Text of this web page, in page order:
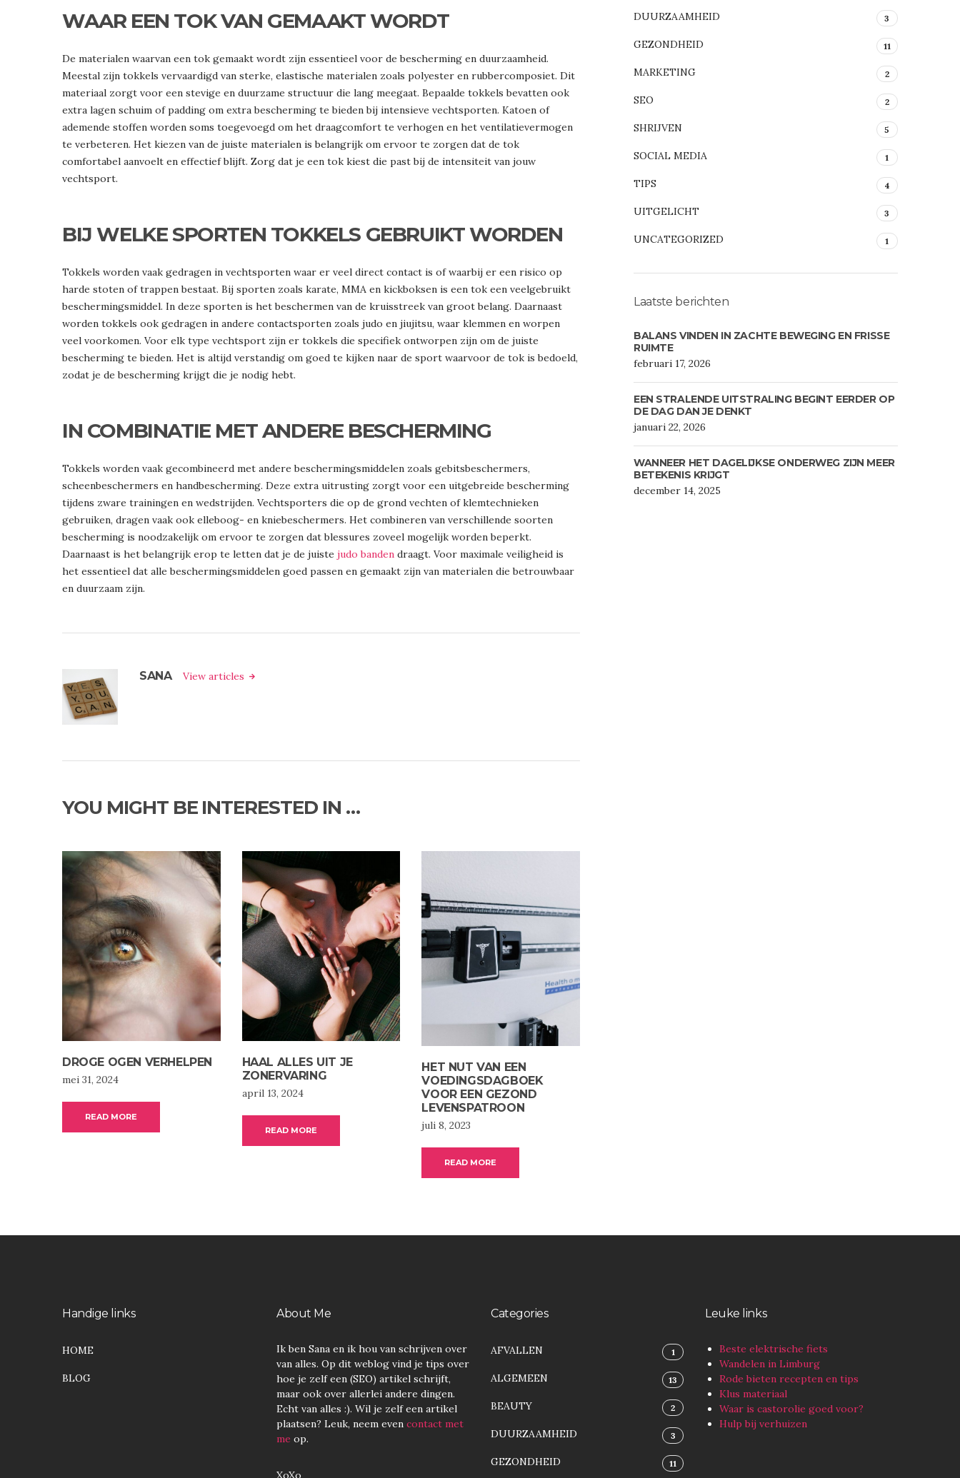
WAAR EEN TOK VAN GEMAAKT WORDT
De materialen waarvan een tok gemaakt wordt zijn essentieel voor de bescherming en duurzaamheid.
Meestal zijn tokkels vervaardigd van sterke, elastische materialen zoals polyester en rubbercomposiet. Dit
materiaal zorgt voor een stevige en duurzame structuur die lang meegaat. Bepaalde tokkels bevatten ook
extra lagen schuim of padding om extra bescherming te bieden bij intensieve vechtsporten. Katoen of
ademende stoffen worden soms toegevoegd om het draagcomfort te verhogen en het ventilatievermogen
te verbeteren. Het kiezen van de juiste materialen is belangrijk om ervoor te zorgen dat de tok
comfortabel aanvoelt en effectief blijft. Zorg dat je een tok kiest die past bij de intensiteit van jouw
vechtsport.
BIJ WELKE SPORTEN TOKKELS GEBRUIKT WORDEN
Tokkels worden vaak gedragen in vechtsporten waar er veel direct contact is of waarbij er een risico op
harde stoten of trappen bestaat. Bij sporten zoals karate, MMA en kickboksen is een tok een veelgebruikt
beschermingsmiddel. In deze sporten is het beschermen van de kruisstreek van groot belang. Daarnaast
worden tokkels ook gedragen in andere contactsporten zoals judo en jiujitsu, waar klemmen en worpen
veel voorkomen. Voor elk type vechtsport zijn er tokkels die specifiek ontworpen zijn om de juiste
bescherming te bieden. Het is altijd verstandig om goed te kijken naar de sport waarvoor de tok is bedoeld,
zodat je de bescherming krijgt die je nodig hebt.
IN COMBINATIE MET ANDERE BESCHERMING
Tokkels worden vaak gecombineerd met andere beschermingsmiddelen zoals gebitsbeschermers,
scheenbeschermers en handbescherming. Deze extra uitrusting zorgt voor een uitgebreide bescherming
tijdens zware trainingen en wedstrijden. Vechtsporters die op de grond vechten of klemtechnieken
gebruiken, dragen vaak ook elleboog- en kniebeschermers. Het combineren van verschillende soorten
bescherming is noodzakelijk om ervoor te zorgen dat blessures zoveel mogelijk worden beperkt.
Daarnaast is het belangrijk erop te letten dat je de juiste judo banden draagt. Voor maximale veiligheid is
het essentieel dat alle beschermingsmiddelen goed passen en gemaakt zijn van materialen die betrouwbaar
en duurzaam zijn.
SANA View articles
YOU MIGHT BE INTERESTED IN …
DROGE OGEN VERHELPEN
mei 31, 2024
READ MORE
HAAL ALLES UIT JE
ZONERVARING
april 13, 2024
READ MORE
HET NUT VAN EEN
VOEDINGSDAGBOEK
VOOR EEN GEZOND
LEVENSPATROON
juli 8, 2023
READ MORE
DUURZAAMHEID 3
GEZONDHEID 11
MARKETING 2
SEO 2
SHRIJVEN 5
SOCIAL MEDIA 1
TIPS 4
UITGELICHT 3
UNCATEGORIZED 1
Laatste berichten
BALANS VINDEN IN ZACHTE BEWEGING EN FRISSE
RUIMTE
februari 17, 2026
EEN STRALENDE UITSTRALING BEGINT EERDER OP
DE DAG DAN JE DENKT
januari 22, 2026
WANNEER HET DAGELIJKSE ONDERWEG ZIJN MEER
BETEKENIS KRIJGT
december 14, 2025
Handige links
HOME
BLOG
About Me
Ik ben Sana en ik hou van schrijven over
van alles. Op dit weblog vind je tips over
hoe je zelf een (SEO) artikel schrijft,
maar ook over allerlei andere dingen.
Echt van alles :). Wil je zelf een artikel
plaatsen? Leuk, neem even contact met
me op.
XoXo
Categories
AFVALLEN 1
ALGEMEEN 13
BEAUTY 2
DUURZAAMHEID 3
GEZONDHEID 11
Leuke links
Beste elektrische fiets
Wandelen in Limburg
Rode bieten recepten en tips
Klus materiaal
Waar is castorolie goed voor?
Hulp bij verhuizen